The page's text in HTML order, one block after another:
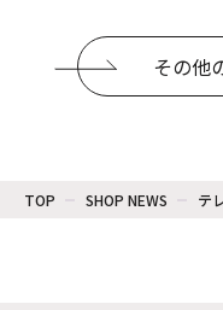
その他
TOP SHOP NEWS テ